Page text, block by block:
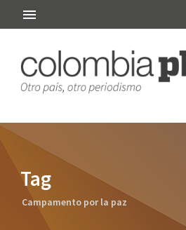
Tag
Campamento por la paz